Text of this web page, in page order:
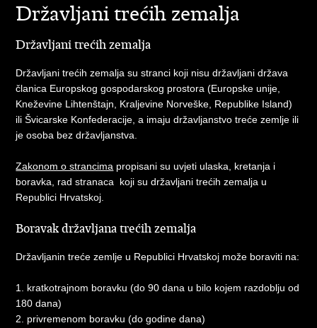
Državljani trećih zemalja
Državljani trećih zemalja
Državljani trećih zemalja su stranci koji nisu državljani država
članica Europskog gospodarskog prostora (Europske unije,
Kneževine Lihtenštajn, Kraljevine Norveške, Republike Island)
ili Švicarske Konfederacije, a imaju državljanstvo treće zemlje ili
je osoba bez državljanstva.
Zakonom o strancima propisani su uvjeti ulaska, kretanja i
boravka, rad stranaca koji su državljani trećih zemalja u
Republici Hrvatskoj.
Boravak državljana trećih zemalja
Državljanin treće zemlje u Republici Hrvatskoj može boraviti na:
1. kratkotrajnom boravku (do 90 dana u bilo kojem razdoblju od
180 dana)
2. privremenom boravku (do godine dana)